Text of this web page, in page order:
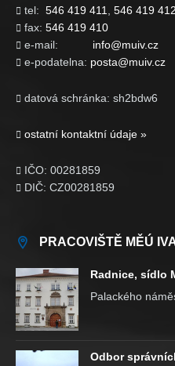
 tel: 546 419 411 546 419 412
 fax: 546 419 410
 e-mail: info@muiv.cz
 e-podatelna: posta@muiv.cz
 datová schránka: sh2bdw6
 ostatní kontaktní údaje »
 IČO: 00281859
 DIČ: CZ00281859
PRACOVIŠTĚ MĚÚ
Radnice, sídlo
Palackého
Odbor